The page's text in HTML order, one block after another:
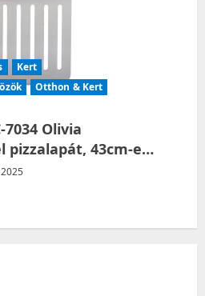
Kert
Otthon & Kert
7034 Olivia
pizzalapát, 43cm-e…